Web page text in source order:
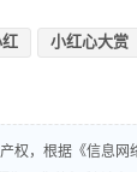
红 小红心大赏
权，根据《信息网